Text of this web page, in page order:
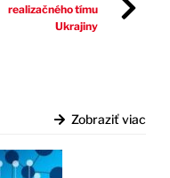
realizačného tímu
Ukrajiny
Zobraziť viac